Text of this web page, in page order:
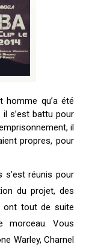
homme qu’a été
s’est battu pour
il
propres, pour
s’est réunis pour
du projet, des
ont tout de suite
morceau. Vous
Warley, Charnel